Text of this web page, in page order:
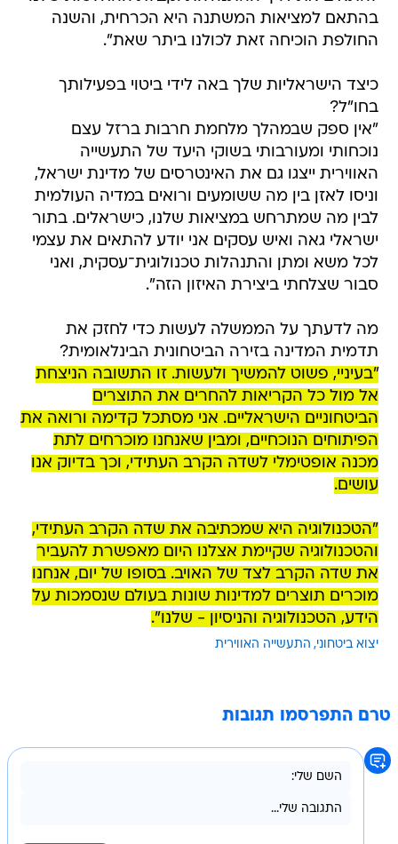
בהתאם למציאות המשתנה היא הכרחית, והשנה
החולפת הוכיחה זאת לכולנו ביתר שאת".
כיצד הישראליות שלך באה לידי ביטוי בפעילותך
בחו"ל?
"אין ספק שבמהלך מלחמת חרבות ברזל עצם
נוכחותי ומעורבותי בשוקי היעד של התעשייה
האווירית ייצגו גם את האינטרסים של מדינת ישראל,
וניסו לאזן בין מה ששומעים ורואים במדיה העולמית
לבין מה שמתרחש במציאות שלנו, כישראלים. בתור
ישראלי גאה ואיש עסקים אני יודע להתאים את עצמי
לכל משא ומתן והתנהלות טכנולוגית־עסקית, ואני
סבור שצלחתי ביצירת האיזון הזה".
מה לדעתך על הממשלה לעשות כדי לחזק את
תדמית המדינה בזירה הביטחונית הבינלאומית?
"בעיניי, פשוט להמשיך ולעשות. זו התשובה הניצחת
אל מול כל הקריאות להחרים את התוצרים
הביטחוניים הישראליים. אני מסתכל קדימה ורואה את
הפיתוחים הנוכחיים, ומבין שאנחנו מוכרחים לתת
מכנה אופטימלי לשדה הקרב העתידי, וכך בדיוק אנו
עושים.
"הטכנולוגיה היא שמכתיבה את שדה הקרב העתידי,
והטכנולוגיה שקיימת אצלנו היום מאפשרת להעביר
את שדה הקרב לצד של האויב. בסופו של יום, אנחנו
מוכרים תוצרים למדינות שונות בעולם שנסמכות על
הידע, הטכנולוגיה והניסיון - שלנו".
יצוא ביטחוני התעשייה האווירית
טרם התפרסמו תגובות